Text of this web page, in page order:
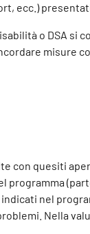
o DSA si
misure
quesiti
nel
Nella